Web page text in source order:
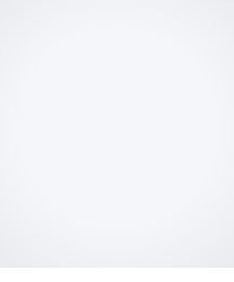
带雾化功能的展
选型时还需预留未
甜品线，应提前确
关注的是，这些甜
四、甜品柜配套